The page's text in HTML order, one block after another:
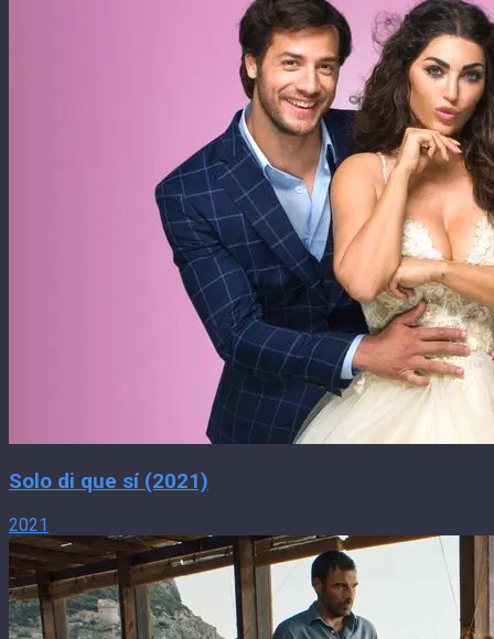
Solo di que sí (2021)
2021